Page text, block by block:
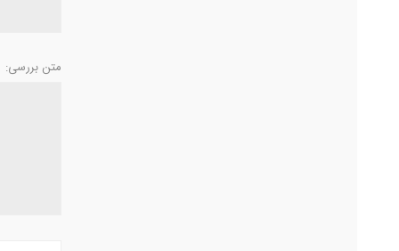
متن بررسی: